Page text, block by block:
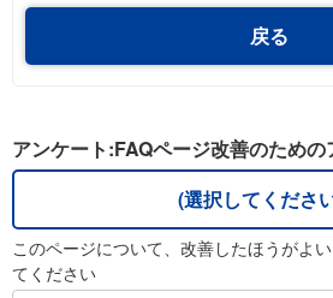
戻る
アンケート:FAQページ改善のための
(選択してくださ
このページについて、改善したほうがよ
てください